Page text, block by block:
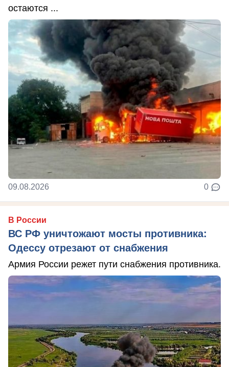
остаются ...
09.08.2026 0
В России
ВС РФ уничтожают мосты противника:
Одессу отрезают от снабжения
Армия России режет пути снабжения противника.